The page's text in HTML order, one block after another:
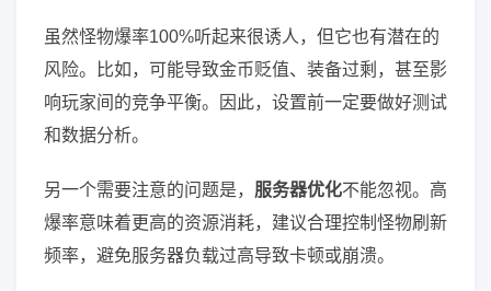
虽然怪物爆率100%听起来很诱人，但它也有潜在的
风险。比如，可能导致金币贬值、装备过剩，甚至影
响玩家间的竞争平衡。因此，设置前一定要做好测试
和数据分析。
另一个需要注意的问题是， 服务器优化不能忽视。高
爆率意味着更高的资源消耗，建议合理控制怪物刷新
频率，避免服务器负载过高导致卡顿或崩溃。